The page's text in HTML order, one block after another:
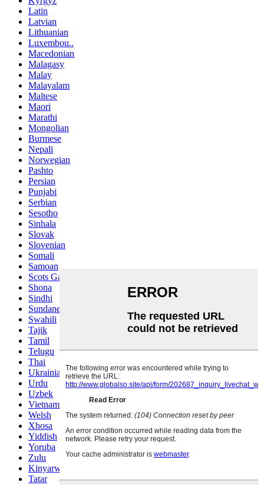
Latin
Latvian
Lithuanian
Luxembou..
Macedonian
Malagasy
Malay
Malayalam
Maltese
Maori
Marathi
Mongolian
Burmese
Nepali
Norwegian
Pashto
Persian
Punjabi
Serbian
Sesotho
Sinhala
Slovak
Slovenian
Somali
Samoan
Scots Gaelic
Shona
Sindhi
Sundanese
Swahili
Tajik
Tamil
Telugu
Thai
Ukrainian
Urdu
Uzbek
Vietnamese
Welsh
Xhosa
Yiddish
Yoruba
Zulu
Kinyarwanda
Tatar